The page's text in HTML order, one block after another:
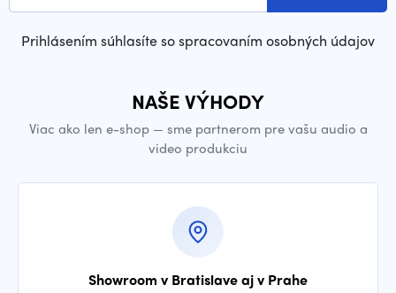
Prihlásením súhlasíte so spracovaním osobných údajov
NAŠE VÝHODY
Viac ako len e-shop — sme partnerom pre vašu audio a
video produkciu
Showroom v Bratislave aj v Prahe